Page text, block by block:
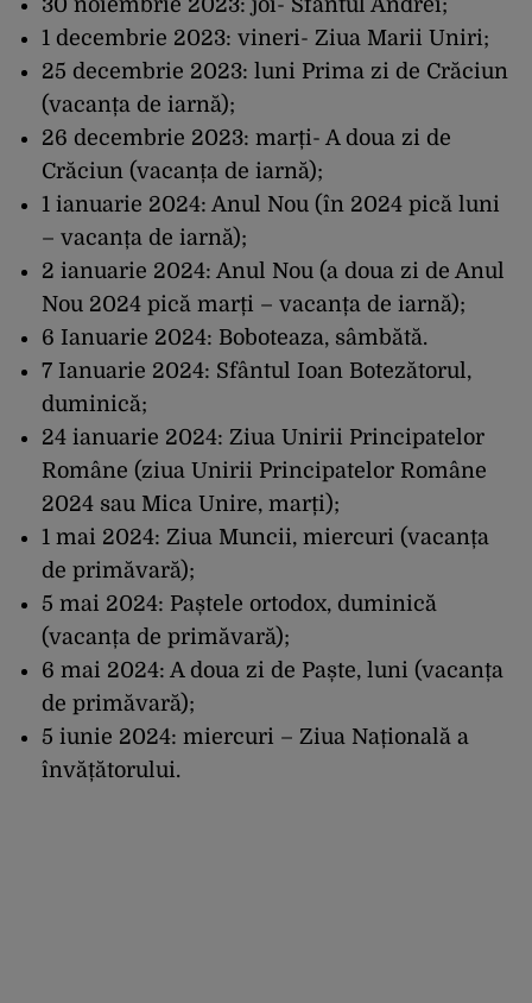
1 decembrie 2023: vineri- Ziua Marii Uniri;
25 decembrie 2023: luni Prima zi de Crăciun
(vacanța de iarnă);
26 decembrie 2023: marți- A doua zi de
Crăciun (vacanța de iarnă);
1 ianuarie 2024: Anul Nou (în 2024 pică luni
– vacanța de iarnă);
2 ianuarie 2024: Anul Nou (a doua zi de Anul
Nou 2024 pică marți – vacanța de iarnă);
6 Ianuarie 2024: Boboteaza, sâmbătă.
7 Ianuarie 2024: Sfântul Ioan Botezătorul,
duminică;
24 ianuarie 2024: Ziua Unirii Principatelor
Române (ziua Unirii Principatelor Române
2024 sau Mica Unire, marți);
1 mai 2024: Ziua Muncii, miercuri (vacanța
de primăvară);
5 mai 2024: Paștele ortodox, duminică
(vacanța de primăvară);
6 mai 2024: A doua zi de Paște, luni (vacanța
de primăvară);
5 iunie 2024: miercuri – Ziua Națională a
învățătorului.